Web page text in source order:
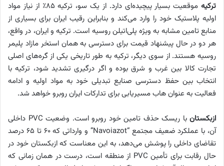
ترکیه
موقعیت بسیار پیچیده‌ای دارد. از یک سو، ترکیه ۸۵٪ از نیاز مواد
اولیه پلاستیک خود را وارد می‌کند و بنابراین رقیب ایران برای بسیاری از
منابع تامین مشابه به ویژه پلی‌اتیلن روسیه است. ترکیه و ایران، در واقع،
هر دو در حال پیشنهاد قیمت برای دسترسی به همان استخر مازاد پلیمر
روسیه هستند. از سوی دیگر، ترکیه به طور تاریخی یکی از گره‌های اصلی
تجارت کالا بین غرب و شرق بوده و اگر درگیری تشدید شود، ترکیه با
انتخاب بین حفظ دسترسی صنایع تبدیلی خود به مواد اولیه و ادامه
فعالیت به عنوان هاب مسیریابی برای تدارکات ایران روبرو خواهد شد.
ازبکستان
با ریسک حذف تامین خود روبرو است. وضعیت PVC داخلی
آن، با عملکرد ضعیف مجتمع “Navoiazot” و وارداتی که ۶۰ تا ۶۵ درصد
تقاضای داخلی را پوشش می‌دهد، به این معناست که ازبکستان خود در
حال رقابت برای تأمین PVC از منطقه است، درست در همان زمانی که